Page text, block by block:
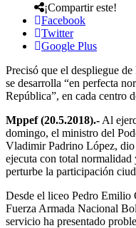
¡Compartir este!
Facebook
Twitter
Google Plus
Precisó que el despliegue
se desarrolla “en perfecta
República”, en cada centro
Mppef (20.5.2018).- Al
domingo, el ministro del
Vladimir Padrino López, dio
ejecuta con total
perturbe la participación
Desde el liceo Pedro Emilio
Fuerza Armada Nacional
servicio ha presentado